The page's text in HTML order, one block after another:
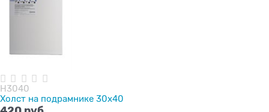
H3040
Холст на подрамнике 30х40